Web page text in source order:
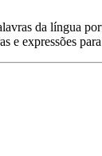
da língua
e expressões